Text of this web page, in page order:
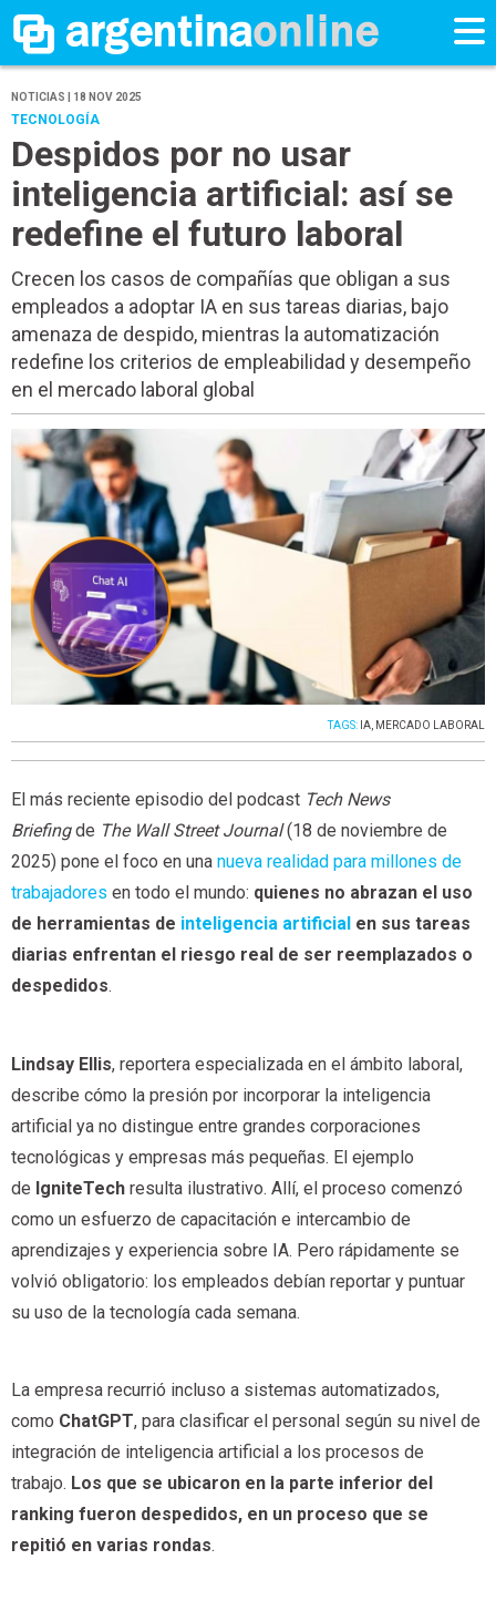
NOTICIAS | 18 NOV 2025
TECNOLOGÍA
Despidos por no usar
inteligencia artificial: así se
redefine el futuro laboral
Crecen los casos de compañías que obligan a sus
empleados a adoptar IA en sus tareas diarias, bajo
amenaza de despido, mientras la automatización
redefine los criterios de empleabilidad y desempeño
en el mercado laboral global
TAGS: IA, MERCADO LABORAL
El más reciente episodio del podcast Tech News
Briefingde The Wall Street Journal(18 de noviembre de
2025) pone el foco en una nueva realidad para millones de
trabajadores en todo el mundo: quienes no abrazan el uso
de herramientas de inteligencia artificial en sus tareas
diarias enfrentan el riesgo real de ser reemplazados o
despedidos.
Lindsay Ellis, reportera especializada en el ámbito laboral,
describe cómo la presión por incorporar la inteligencia
artificial ya no distingue entre grandes corporaciones
tecnológicas y empresas más pequeñas. El ejemplo
de IgniteTech resulta ilustrativo. Allí, el proceso comenzó
como un esfuerzo de capacitación e intercambio de
aprendizajes y experiencia sobre IA. Pero rápidamente se
volvió obligatorio: los empleados debían reportar y puntuar
su uso de la tecnología cada semana.
La empresa recurrió incluso a sistemas automatizados,
como ChatGPT, para clasificar el personal según su nivel de
integración de inteligencia artificial a los procesos de
trabajo. Los que se ubicaron en la parte inferior del
ranking fueron despedidos, en un proceso que se
repitió en varias rondas.